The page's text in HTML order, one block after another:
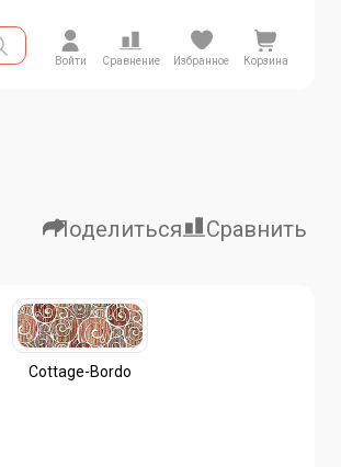
Войти Сравнение Избранное Корзина
Поделиться Сравнить
Cottage-Bordo